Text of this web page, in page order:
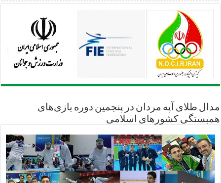
مدال طلای آپه مردان در پنجمین دوره بازی‌های
همبستگی کشورهای اسلامی